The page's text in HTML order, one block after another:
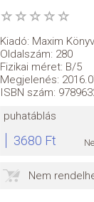
Kiadó: Maxim
Oldalszám: 280
Fizikai méret: B/5
Megjelenés:
ISBN szám:
Nem
puhatáblás
3680 Ft